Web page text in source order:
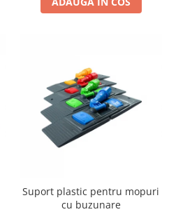
Suport plastic pentru mopuri
cu buzunare